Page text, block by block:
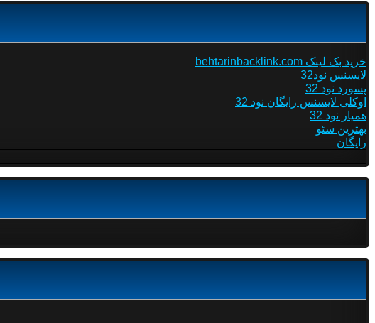
خرید بک لینک behtarinbacklink.com
لایسنس نود32
پسورد نود 32
اوکلی لایسنس رایگان نود 32
همیار نود 32
بهترین سئو
رایگان